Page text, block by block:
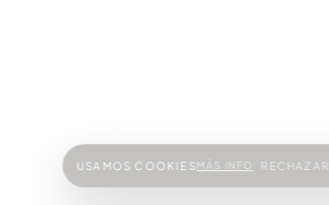
USAMOS COOKIESMÁS INFO RECHAZAR